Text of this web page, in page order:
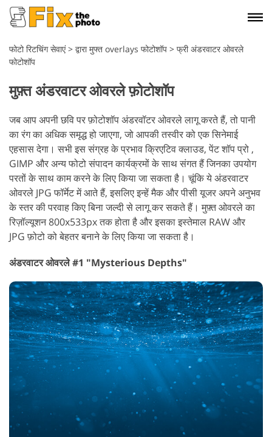
फोटो रिटचिंग सेवाएं> द्वारा मुफ्त overlays फोटोशॉप > फ्री अंडरवाटर ओवरले
फोटोशॉप
मुफ़्त अंडरवाटर ओवरले फ़ोटोशॉप
जब आप अपनी छवि पर फ़ोटोशॉप अंडरवॉटर ओवरले लागू करते हैं, तो पानी
का रंग का अधिक समृद्ध हो जाएगा, जो आपकी तस्वीर को एक सिनेमाई
एहसास देगा। सभी इस संग्रह के प्रभाव क्रिएटिव क्लाउड, पेंट शॉप प्रो ,
GIMP और अन्य फोटो संपादन कार्यक्रमों के साथ संगत हैं जिनका उपयोग
परतों के साथ काम करने के लिए किया जा सकता है।चूंकि ये अंडरवाटर
ओवरले JPG फॉर्मेट में आते हैं, इसलिए इन्हें मैक और पीसी यूजर अपने अनुभव
के स्तर की परवाह किए बिना जल्दी से लागू कर सकते हैं। मुफ़्त ओवरले का
रिज़ॉल्यूशन 800x533px तक होता है और इसका इस्तेमाल RAW और
JPG फ़ोटो को बेहतर बनाने के लिए किया जा सकता है।
अंडरवाटर ओवरले #1 "Mysterious Depths"